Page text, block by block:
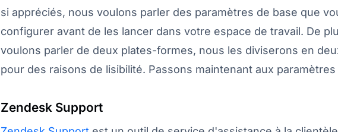
si appréciés, nous voulons parler des paramètres de base que
configurer avant de les lancer dans votre espace de travail. De
voulons parler de deux plates-formes, nous les diviserons en
pour des raisons de lisibilité. Passons maintenant aux
Zendesk Support